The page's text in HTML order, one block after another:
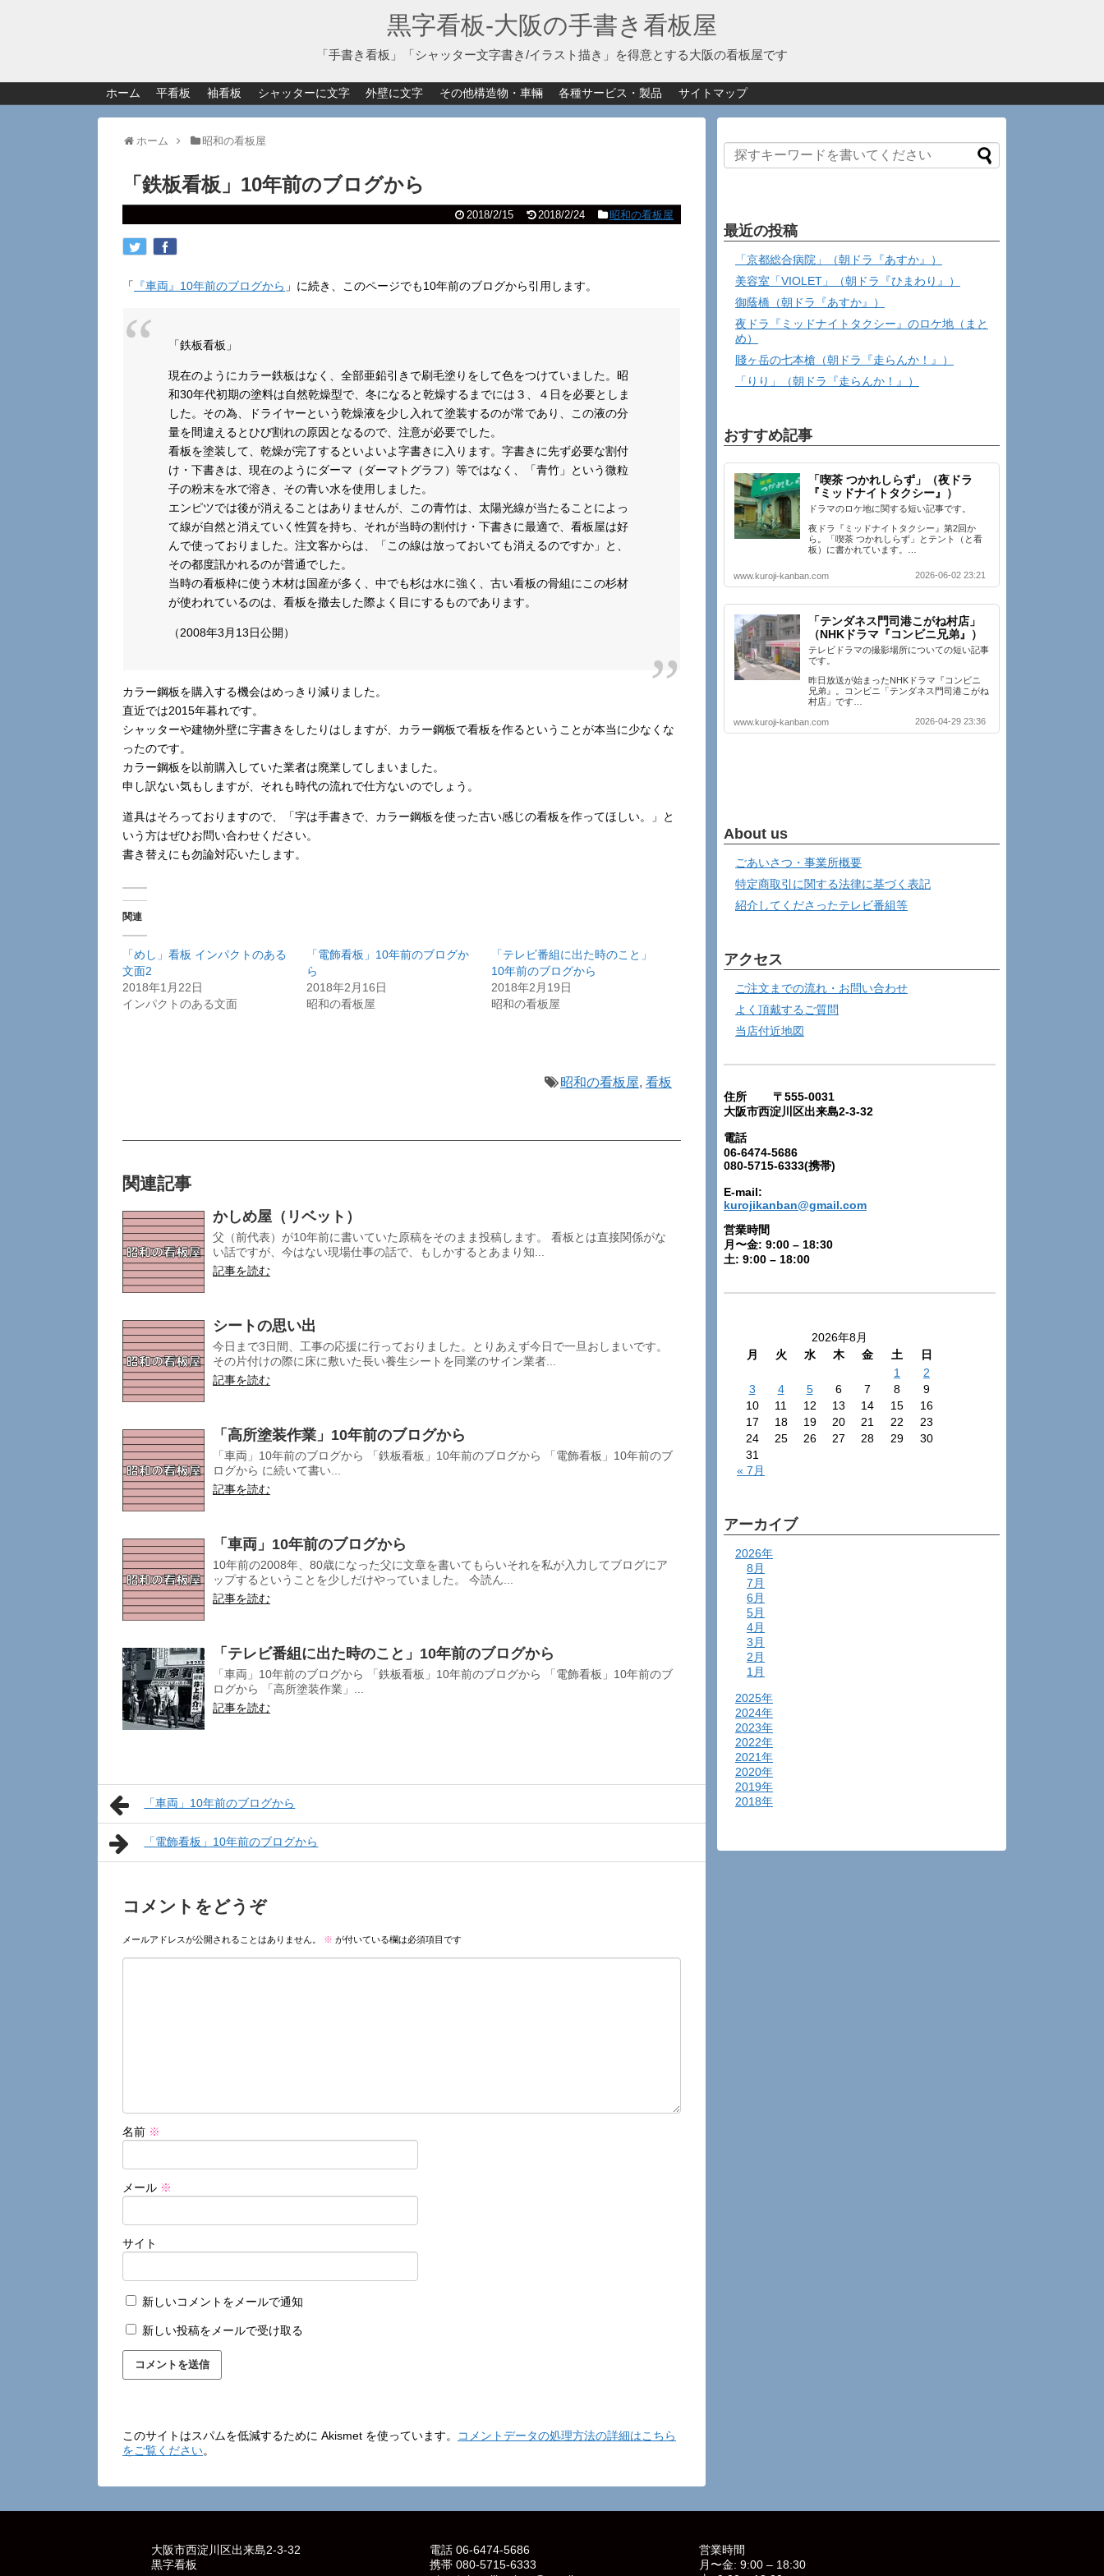
黒字看板‐大阪の手書き看板屋
「手書き看板」「シャッター文字書き/イラスト描き」を得意とする大阪の看板屋です
ホーム 平看板 袖看板 シャッターに文字 外壁に文字 その他構造物・車輛 各種サービス・製品 サイトマップ
ホーム 昭和の看板屋
「鉄板看板」10年前のブログから
2018/2/15 2018/2/24 昭和の看板屋
「 『車両』10年前のブログから 」に続き、このページでも10年前のブログから引用します。
「鉄板看板」
現在のようにカラー鉄板はなく、全部亜鉛引きで刷毛塗りをして色をつけていました。昭
和30年代初期の塗料は自然乾燥型で、冬になると乾燥するまでには３、４日を必要としま
した。その為、ドライヤーという乾燥液を少し入れて塗装するのが常であり、この液の分
量を間違えるとひび割れの原因となるので、注意が必要でした。
看板を塗装して、乾燥が完了するといよいよ字書きに入ります。字書きに先ず必要な割付
け・下書きは、現在のようにダーマ（ダーマトグラフ）等ではなく、「青竹」という微粒
子の粉末を水で溶き、その青い水を使用しました。
エンピツでは後が消えることはありませんが、この青竹は、太陽光線が当たることによっ
て線が自然と消えていく性質を持ち、それが当時の割付け・下書きに最適で、看板屋は好
んで使っておりました。注文客からは、「この線は放っておいても消えるのですか」と、
その都度訊かれるのが普通でした。
当時の看板枠に使う木材は国産が多く、中でも杉は水に強く、古い看板の骨組にこの杉材
が使われているのは、看板を撤去した際よく目にするものであります。
（2008年3月13日公開）
カラー鋼板を購入する機会はめっきり減りました。
直近では2015年暮れです。
シャッターや建物外壁に字書きをしたりはしますが、カラー鋼板で看板を作るということが本当に少なくな
ったのです。
カラー鋼板を以前購入していた業者は廃業してしまいました。
申し訳ない気もしますが、それも時代の流れで仕方ないのでしょう。
道具はそろっておりますので、「字は手書きで、カラー鋼板を使った古い感じの看板を作ってほしい。」と
いう方はぜひお問い合わせください。
書き替えにも勿論対応いたします。
関連
「めし」看板 インパクトのある
文面2
2018年1月22日
インパクトのある文面
「電飾看板」10年前のブログか
ら
2018年2月16日
昭和の看板屋
「テレビ番組に出た時のこと」
10年前のブログから
2018年2月19日
昭和の看板屋
昭和の看板屋, 看板
関連記事
かしめ屋（リベット）
父（前代表）が10年前に書いていた原稿をそのまま投稿します。 看板とは直接関係がな
い話ですが、今はない現場仕事の話で、もしかするとあまり知...
記事を読む
シートの思い出
今日まで3日間、工事の応援に行っておりました。とりあえず今日で一旦おしまいです。
その片付けの際に床に敷いた長い養生シートを同業のサイン業者...
記事を読む
「高所塗装作業」10年前のブログから
「車両」10年前のブログから 「鉄板看板」10年前のブログから 「電飾看板」10年前のブ
ログから に続いて書い...
記事を読む
「車両」10年前のブログから
10年前の2008年、80歳になった父に文章を書いてもらいそれを私が入力してブログにア
ップするということを少しだけやっていました。 今読ん...
記事を読む
「テレビ番組に出た時のこと」10年前のブログから
「車両」10年前のブログから 「鉄板看板」10年前のブログから 「電飾看板」10年前のブ
ログから 「高所塗装作業」...
記事を読む
「車両」10年前のブログから
「電飾看板」10年前のブログから
コメントをどうぞ
メールアドレスが公開されることはありません。 ※ が付いている欄は必須項目です
名前 ※
メール ※
サイト
新しいコメントをメールで通知
新しい投稿をメールで受け取る
このサイトはスパムを低減するために Akismet を使っています。
コメントデータの処理方法の詳細はこちら
をご覧ください。
最近の投稿
「京都総合病院」（朝ドラ『あすか』）
美容室「VIOLET」（朝ドラ『ひまわり』）
御蔭橋（朝ドラ『あすか』）
夜ドラ『ミッドナイトタクシー』のロケ地（まと
め）
賤ヶ岳の七本槍（朝ドラ『走らんか！』）
「りり」（朝ドラ『走らんか！』）
おすすめ記事
「喫茶 つかれしらず」（夜ドラ
『ミッドナイトタクシー』）
ドラマのロケ地に関する短い記事です。
夜ドラ『ミッドナイトタクシー』第2回か
ら。「喫茶 つかれしらず」とテント（と看
板）に書かれています。…
www.kuroji-kanban.com 2026-06-02 23:21
「テンダネス門司港こがね村店」
（NHKドラマ『コンビニ兄弟』）
テレビドラマの撮影場所についての短い記事
です。
昨日放送が始まったNHKドラマ『コンビニ
兄弟』。コンビニ「テンダネス門司港こがね
村店」です…
www.kuroji-kanban.com 2026-04-29 23:36
About us
ごあいさつ・事業所概要
特定商取引に関する法律に基づく表記
紹介してくださったテレビ番組等
アクセス
ご注文までの流れ・お問い合わせ
よく頂戴するご質問
当店付近地図
住所 〒555-0031
大阪市西淀川区出来島2-3-32
電話
06-6474-5686
080-5715-6333(携帯)
E-mail:
kurojikanban@gmail.com
営業時間
月〜金: 9:00 – 18:30
土: 9:00 – 18:00
2026年8月
月
火 水 木 金 土
日
1
2
3
4 5 6 7 8
9
10
11 12 13 14 15
16
17
18 19 20 21 22
23
24
25 26 27 28 29
30
31
« 7月
アーカイブ
2026年
8月
7月
6月
5月
4月
3月
2月
1月
2025年
2024年
2023年
2022年
2021年
2020年
2019年
2018年
大阪市西淀川区出来島2-3-32
黒字看板
電話 06-6474-5686
携帯 080-5715-6333
営業時間
月〜金: 9:00 – 18:30